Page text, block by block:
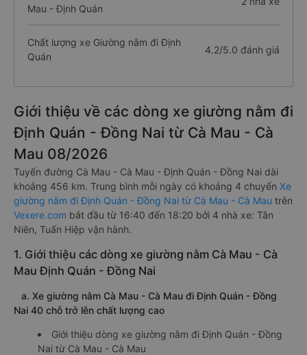
Mau - Định Quán
Chất lượng xe Giường nằm đi Định
Quán
4.2/5.0 đánh giá
Giới thiệu về các dòng xe giường nằm đi
Định Quán - Đồng Nai từ Cà Mau - Cà
Mau 08/2026
Tuyến đường Cà Mau - Cà Mau - Định Quán - Đồng Nai dài
khoảng 456 km. Trung bình mỗi ngày có khoảng 4 chuyến Xe
giường nằm đi Định Quán - Đồng Nai từ Cà Mau - Cà Mau trên
Vexere.com bắt đầu từ 16:40 đến 18:20 bởi 4 nhà xe: Tân
Niên, Tuấn Hiệp vận hành.
1. Giới thiệu các dòng xe giường nằm Cà Mau - Cà
Mau Định Quán - Đồng Nai
a. Xe giường nằm Cà Mau - Cà Mau đi Định Quán - Đồng
Nai 40 chỗ trở lên chất lượng cao
Giới thiệu dòng xe giường nằm đi Định Quán - Đồng
Nai từ Cà Mau - Cà Mau